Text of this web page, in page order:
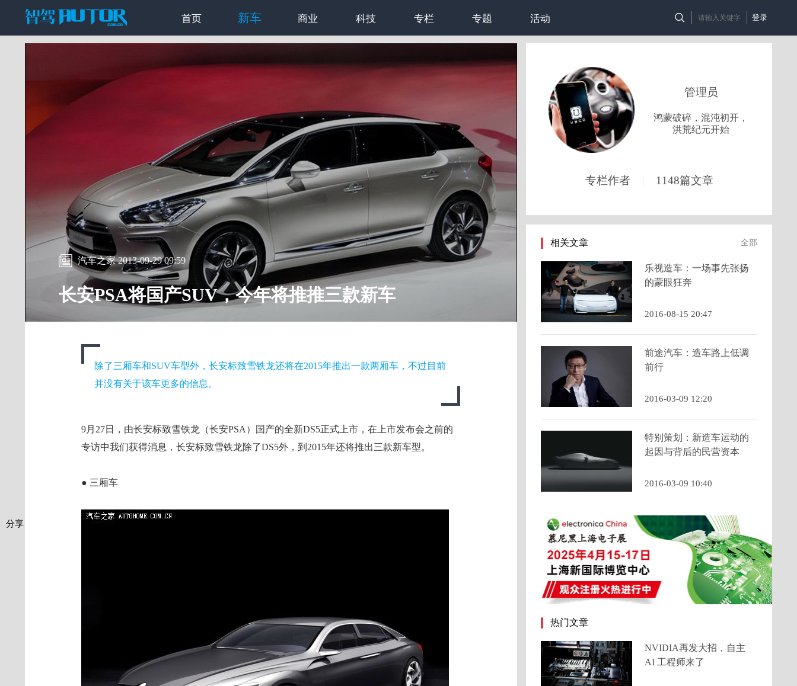
登录
首页 新车 商业 科技 专栏 专题 活动
汽车之家 2013-09-29 09:59
长安PSA将国产SUV，今年将推推三款新车
分享
除了三厢车和SUV车型外，长安标致雪铁龙还将在2015年推出一款两厢车，不过目前
并没有关于该车更多的信息。
9月27日，由长安标致雪铁龙（长安PSA）国产的全新DS5正式上市，在上市发布会之前的
专访中我们获得消息，长安标致雪铁龙除了DS5外，到2015年还将推出三款新车型。
● 三厢车
管理员
鸿蒙破碎，混沌初开，
洪荒纪元开始
专栏作者 | 1148篇文章
相关文章 全部
乐视造车：一场事先张扬
的蒙眼狂奔
2016-08-15 20:47
前途汽车：造车路上低调
前行
2016-03-09 12:20
特别策划：新造车运动的
起因与背后的民营资本
2016-03-09 10:40
热门文章
NVIDIA再发大招，自主
AI 工程师来了